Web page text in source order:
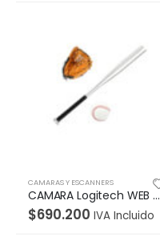
CAMARAS Y ESCANNERS
CAMARA Logitech WEB STREAMCAM PLUSS -USB-C GARANTIA 1 AÑO
$690.200 IVA Incluido